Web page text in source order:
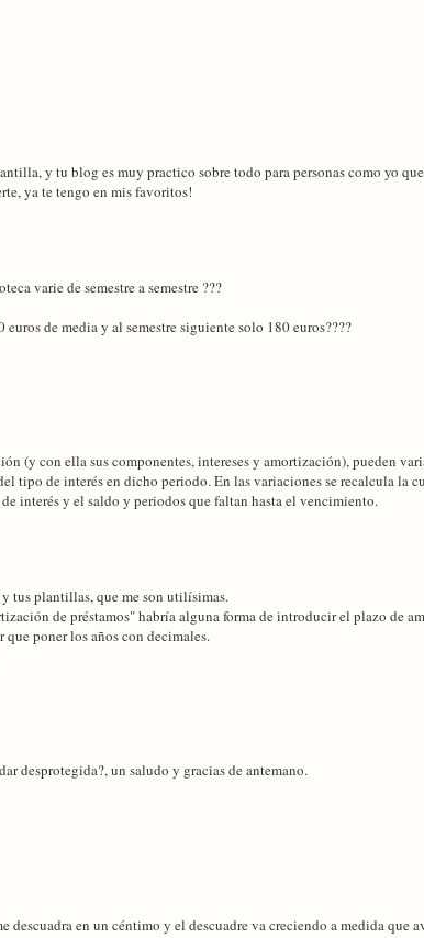
y tu blog es muy practico sobre todo para personas como yo
ya te tengo en mis favoritos!
varie de semestre a semestre ???
euros de media y al semestre siguiente solo 180 euros????
(y con ella sus componentes, intereses y amortización), pueden
tipo de interés en dicho periodo. En las variaciones se recalcula la
interés y el saldo y periodos que faltan hasta el vencimiento.
tus plantillas, que me son utilísimas.
de préstamos" habría alguna forma de introducir el plazo de
que poner los años con decimales.
desprotegida?, un saludo y gracias de antemano.
descuadra en un céntimo y el descuadre va creciendo a medida que